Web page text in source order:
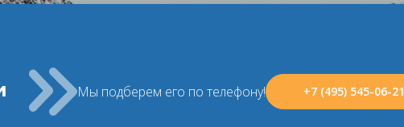
Мы подберем его по телефону! +7 (495) 545-06-21